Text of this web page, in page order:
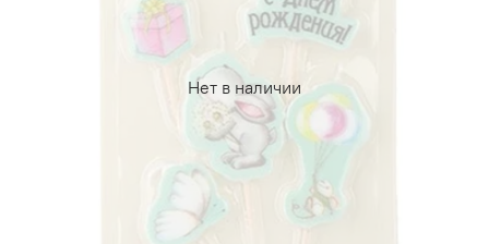
Нет в наличии